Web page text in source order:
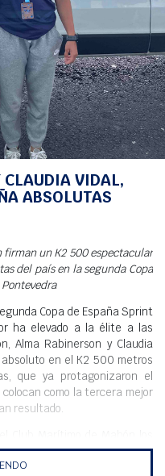
Y CLAUDIA VIDAL,
CLAUDIA VIDAL,
ABSOLUTAS
un K2 500 espectacular
del país en la segunda Copa
Copa de España Sprint
ha elevado a la élite a las
Alma Rabinerson y Claudia
en el K2 500 metros
que ya protagonizaron el
como la tercera mejor
resultado.
en el Embalse de
de la Federación gallega